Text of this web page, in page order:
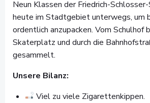
Neun Klassen der Friedrich-
heute im Stadtgebiet unterwegs, um
ordentlich anzupacken. Vom Schulhof
Skaterplatz und durch die
gesammelt.
Unsere Bilanz:
Viel zu viele Zigarettenkippen.